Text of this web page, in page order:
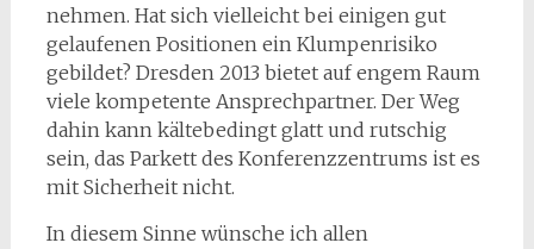
nehmen. Hat sich vielleicht bei einigen gut
gelaufenen Positionen ein Klumpenrisiko
gebildet? Dresden 2013 bietet auf engem Raum
viele kompetente Ansprechpartner. Der Weg
dahin kann kältebedingt glatt und rutschig
sein, das Parkett des Konferenzzentrums ist es
mit Sicherheit nicht.
In diesem Sinne wünsche ich allen